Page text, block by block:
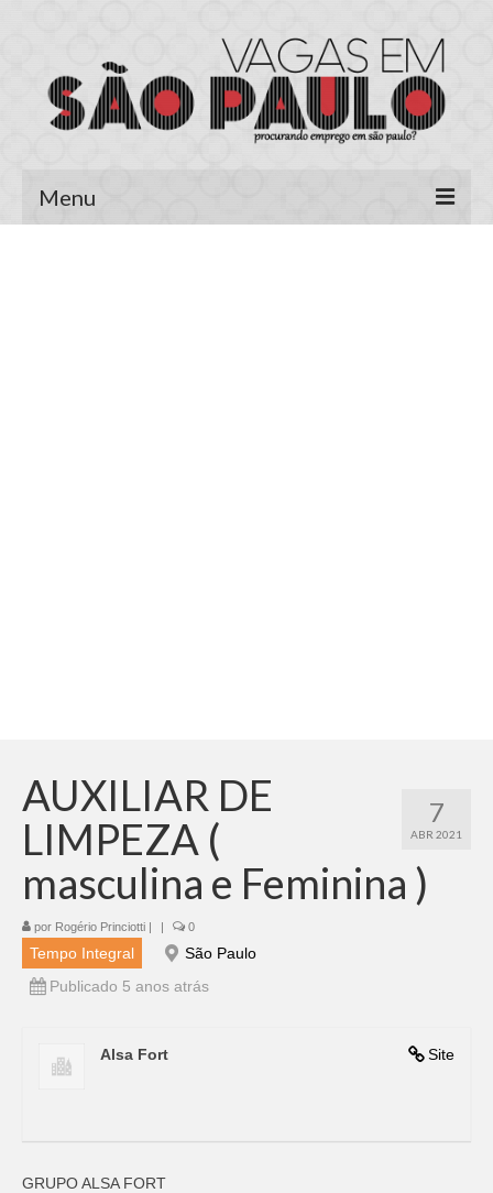
Menu
7
ABR 2021
AUXILIAR DE
LIMPEZA (
masculina e Feminina )
por Rogério Princiotti | | 0
Tempo Integral
São Paulo
Publicado 5 anos atrás
Site
Alsa Fort
GRUPO ALSA FORT